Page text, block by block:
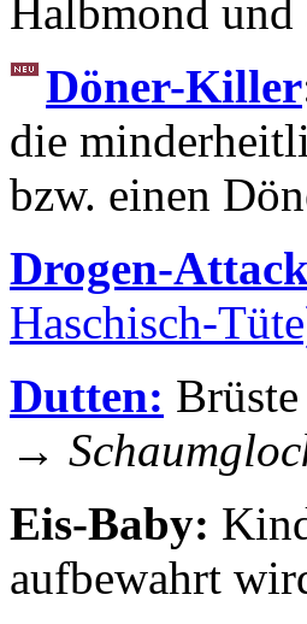
Halbmond und
Döner-Killer
die
bzw. einen
Drogen-
Haschisch-
Dutten:
→
Eis-Baby:
aufbewahrt